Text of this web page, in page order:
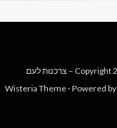
צרכנות לעם
Wisteria Theme ⋅ Powered by